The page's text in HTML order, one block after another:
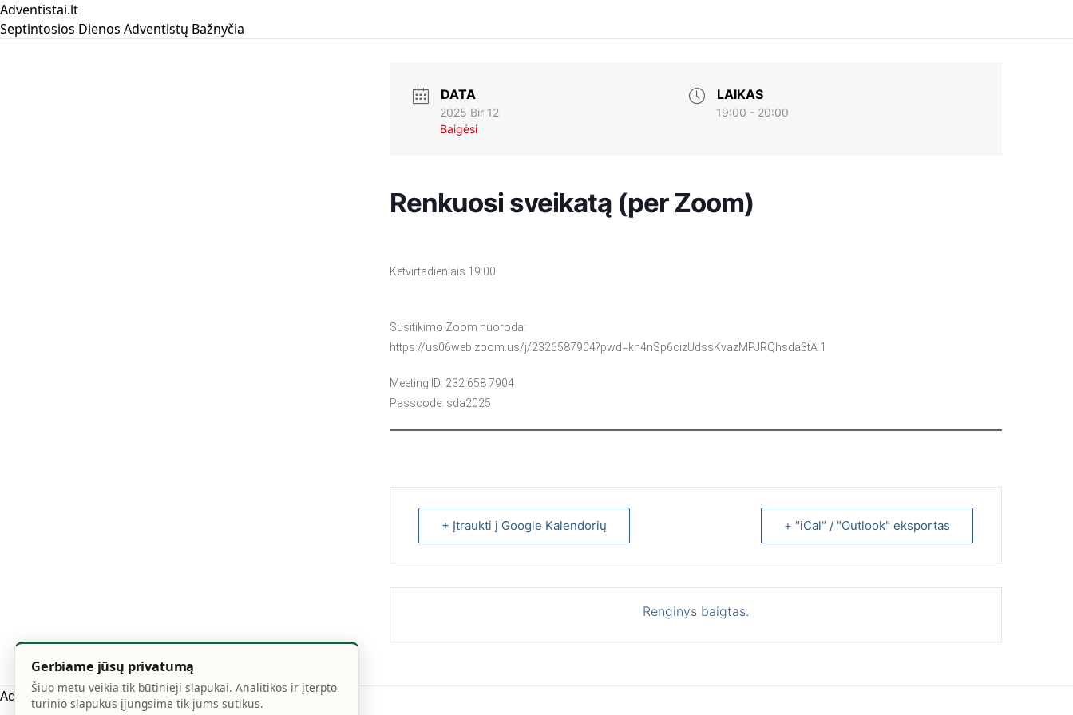
Adventistai.lt
Septintosios Dienos Adventistų Bažnyčia
DATA
2025 Bir 12
Baigėsi
LAIKAS
19:00 - 20:00
Renkuosi sveikatą (per Zoom)
Ketvirtadieniais 19:00
Susitikimo Zoom nuoroda:
https://us06web.zoom.us/j/2326587904?pwd=kn4nSp6cizUdssKvazMPJRQhsda3tA.1
Meeting ID: 232 658 7904
Passcode: sda2025
+ Įtraukti į Google Kalendorių + "iCal" / "Outlook" eksportas
Renginys baigtas.
Komentarai uždrausti.
Adventistai.lt naudojaWordPress
Gerbiame jūsų privatumą
Šiuo metu veikia tik būtinieji slapukai. Analitikos ir įterpto
turinio slapukus įjungsime tik jums sutikus.